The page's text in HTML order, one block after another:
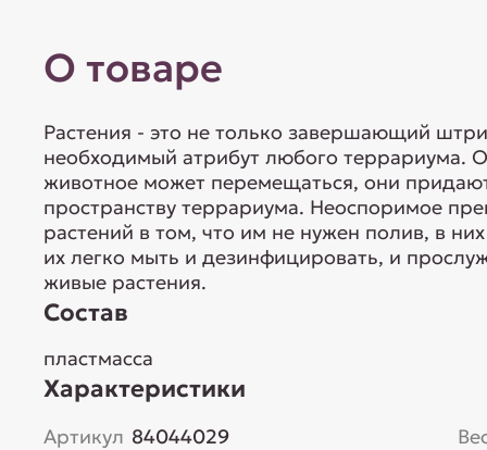
О товаре
Растения - это не только завершающий
необходимый атрибут любого террариума.
животное может перемещаться, они
пространству террариума. Неоспоримое
растений в том, что им не нужен полив, в
их легко мыть и дезинфицировать, и
живые растения.
Состав
пластмасса
Характеристики
Артикул 84044029